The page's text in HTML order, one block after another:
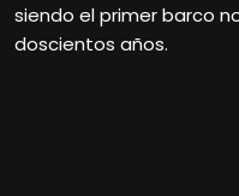
siendo el primer barco
doscientos años.